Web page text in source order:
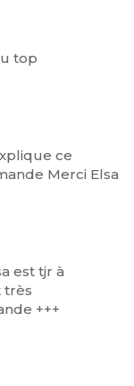
top
ce
Merci Elsa
est tjr à
très
+++